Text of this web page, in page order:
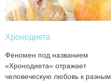
Хронодиета
Феномен под названием
«Хронодиета» отражает
человеческую любовь к разным